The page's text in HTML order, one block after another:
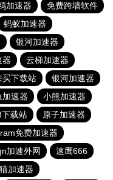
加速器
免费跨墙软件
蚂蚁加速器
银河加速器
器
云梯加速器
买下载站
银河加速器
加速器
小熊加速器
载站
原子加速器
免费加速器
加速外网
速鹰666
加速器